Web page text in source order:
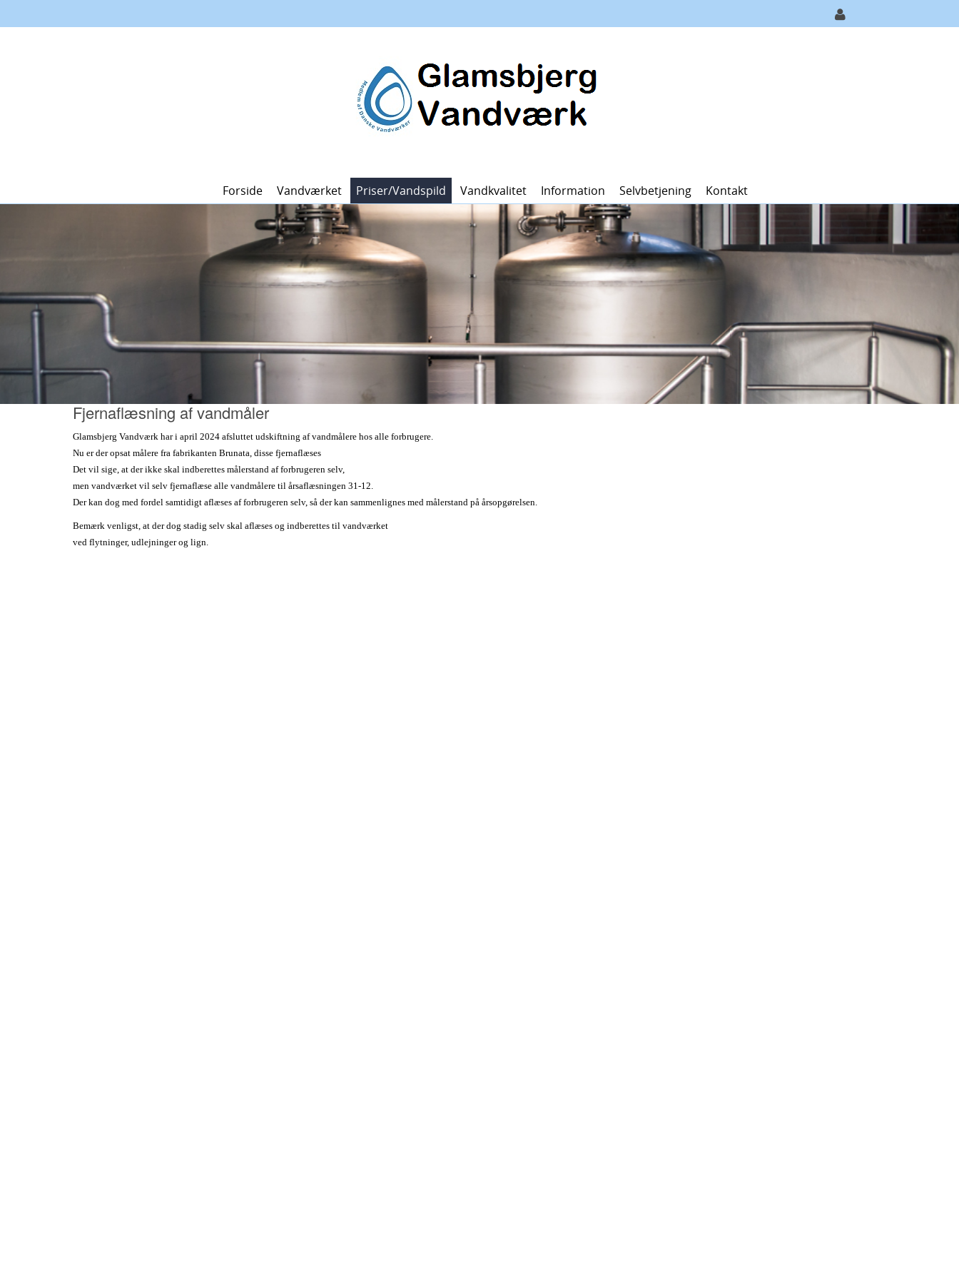
Forside Vandværket Priser/vandspild Vandkvalitet Information Selvbetjening Kontakt
Fjernaflæsning af vandmåler
Glamsbjerg Vandværk har i april 2024 afsluttet udskiftning af vandmålere hos alle forbrugere.
Nu er der opsat målere fra fabrikanten Brunata, disse fjernaflæses
Det vil sige, at der ikke skal indberettes målerstand af forbrugeren selv,
men vandværket vil selv fjernaflæse alle vandmålere til årsaflæsningen 31-12.
Der kan dog med fordel samtidigt aflæses af forbrugeren selv, så der kan sammenlignes med målerstand på årsopgørelsen.
Bemærk venligst, at der dog stadig selv skal aflæses og indberettes til vandværket
ved flytninger, udlejninger og lign.